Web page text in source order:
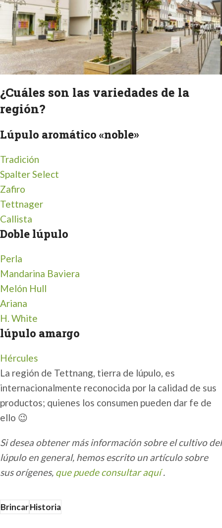
¿Cuáles son las variedades de la
región?
Lúpulo aromático «noble»
Tradición
Spalter Select
Zafiro
Tettnager
Callista
Doble lúpulo
Perla
Mandarina Baviera
Melón Hull
Ariana
H. White
lúpulo amargo
Hércules
La región de Tettnang, tierra de lúpulo, es
internacionalmente reconocida por la calidad de sus
productos; quienes los consumen pueden dar fe de
ello 😉
Si desea obtener más información sobre el cultivo del
lúpulo en general, hemos escrito un artículo sobre
sus orígenes, que puede consultar aquí.
BrincarHistoria